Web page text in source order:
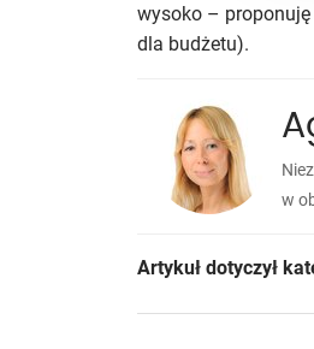
wysoko –
dla budżetu).
w
Artykuł dotyczył